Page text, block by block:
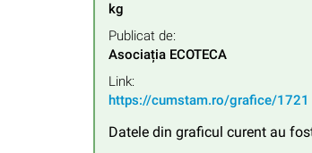
kg
Publicat de:
Asociația ECOTECA
Link:
https://cumstam.ro/grafice/1721
Datele din graficul curent au